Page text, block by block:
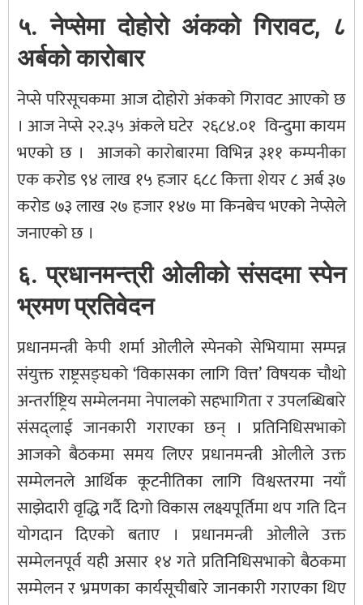
५. नेप्सेमा दोहोरो अंकको गिरावट, ८
अर्बको कारोबार
नेप्से परिसूचकमा आज दोहोरो अंकको गिरावट आएको छ
। आज नेप्से २२.३५ अंकले घटेर २६८४.०१ विन्दुमा कायम
भएको छ । आजको कारोबारमा विभिन्न ३११ कम्पनीका
एक करोड ९४ लाख १५ हजार ६८८ कित्ता शेयर ८ अर्ब ३७
करोड ७३ लाख २७ हजार १४७ मा किनबेच भएको नेप्सेले
जनाएको छ ।
६. प्रधानमन्त्री ओलीको संसदमा स्पेन
भ्रमण प्रतिवेदन
प्रधानमन्त्री केपी शर्मा ओलीले स्पेनको सेभियामा सम्पन्न
संयुक्त राष्ट्रसङ्घको ‘विकासका लागि वित्त’ विषयक चौथो
अन्तर्राष्ट्रिय सम्मेलनमा नेपालको सहभागिता र उपलब्धिबारे
संसद्लाई जानकारी गराएका छन् । प्रतिनिधिसभाको
आजको बैठकमा समय लिएर प्रधानमन्त्री ओलीले उक्त
सम्मेलनले आर्थिक कूटनीतिका लागि विश्वस्तरमा नयाँ
साझेदारी वृद्धि गर्दै दिगो विकास लक्ष्यपूर्तिमा थप गति दिन
योगदान दिएको बताए । प्रधानमन्त्री ओलीले उक्त
सम्मेलनपूर्व यही असार १४ गते प्रतिनिधिसभाको बैठकमा
सम्मेलन र भ्रमणका कार्यसूचीबारे जानकारी गराएका थिए